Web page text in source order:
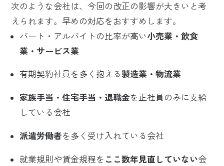
次のような会社は、今回の改正の影響が大きいと考
えられます。早めの対応をおすすめします。
パート・アルバイトの比率が高い小売業・飲食
業・サービス業
有期契約社員を多く抱える製造業・物流業
家族手当・住宅手当・退職金を正社員のみに支給
している会社
派遣労働者を多く受け入れている会社
就業規則や賃金規程を ここ数年見直していない会